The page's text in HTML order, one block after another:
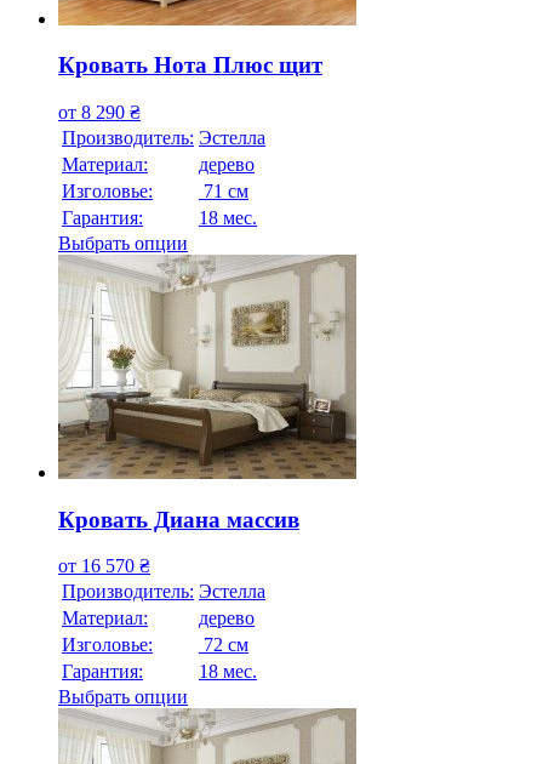
Кровать Нота Плюс щит
от 8 290 ₴
Производитель: Эстелла
Материал:
дерево
Изголовье:
71 см
Гарантия:
18 мес.
Выбрать опции
Кровать Диана массив
от 16 570 ₴
Производитель: Эстелла
Материал:
дерево
Изголовье:
72 см
Гарантия:
18 мес.
Выбрать опции